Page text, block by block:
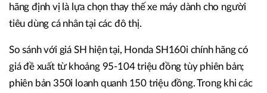
hãng định vị là lựa chọn thay thế xe máy dành cho người
tiêu dùng cá nhân tại các đô thị.
So sánh với giá SH hiện tại, Honda SH160i chính hãng có
giá đề xuất từ khoảng 95-104 triệu đồng tùy phiên bản;
phiên bản 350i loanh quanh 150 triệu đồng. Trong khi các